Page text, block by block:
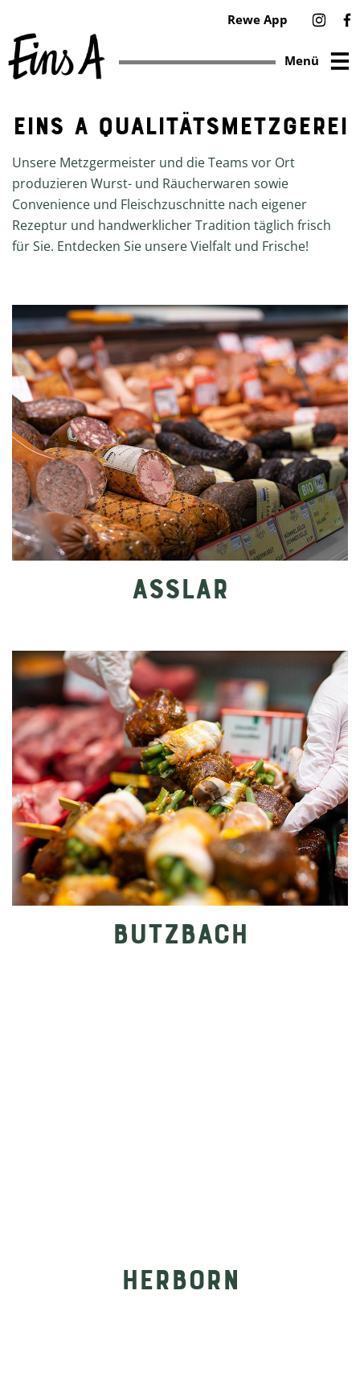
Zum
springen
Rewe App
Menü
EINS A QUALITÄTSMETZGEREI
Unsere Metzgermeister und die Teams vor Ort
produzieren Wurst- und Räucherwaren sowie
Convenience und Fleischzuschnitte nach eigener
Rezeptur und handwerklicher Tradition täglich frisch
für Sie. Entdecken Sie unsere Vielfalt und Frische!
ASSLAR
BUTZBACH
HERBORN